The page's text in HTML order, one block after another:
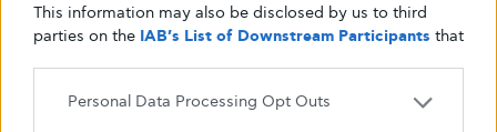
This information may also be disclosed by us to third
parties on the IAB’s List of Downstream Participants that
Personal Data Processing Opt Outs